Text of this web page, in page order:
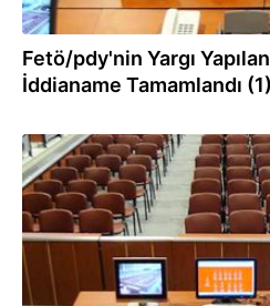
Fetö/pdy'nin Yargı
İddianame Tamamlandı (1)
07.04.2017